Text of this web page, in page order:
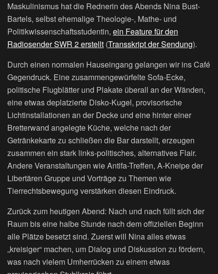
Maskulinismus hat die Rednerin des Abends Nina Bust-
Bartels, selbst ehemalige Theologie-, Mathe- und
Politikwissenschaftsstudentin, ein Feature für den
Radiosender SWR 2 erstellt (Transskript der Sendung).
Durch einen normalen Hauseingang gelangen wir ins Café
Gegendruck. Eine zusammengewürfelte Sofa-Ecke,
politische Flugblätter und Plakate überall an der Wänden,
eine etwas deplatzierte Disko-Kugel, provisorische
Lichtinstallationen an der Decke und eine hinter einer
Bretterwand angelegte Küche, welche nach der
Getränkekarte zu schließen die Bar darstellt, erzeugen
zusammen ein stark links-politisches, alternatives Flair.
Andere Veranstaltungen wie Antifa-Treffen, A-Kneipe der
Libertären Gruppe und Vorträge zu Themen wie
Tierrechtsbewegung verstärken diesen Eindruck.
Zurück zum heutigen Abend: Nach und nach füllt sich der
Raum bis eine halbe Stunde nach dem offiziellen Beginn
alle Plätze besetzt sind. Zuerst will Nina alles etwas
„kreisiger“ machen, um Dialog und Diskussion zu fördern,
was nach vielem Umherrücken zu einem etwas